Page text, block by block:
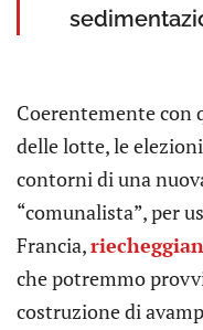
Coerentemente con
delle lotte, le
contorni di una
“comunalista”, per
Francia,
che potremmo
costruzione di